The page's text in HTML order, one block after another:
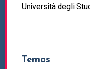
Università degli
Temas